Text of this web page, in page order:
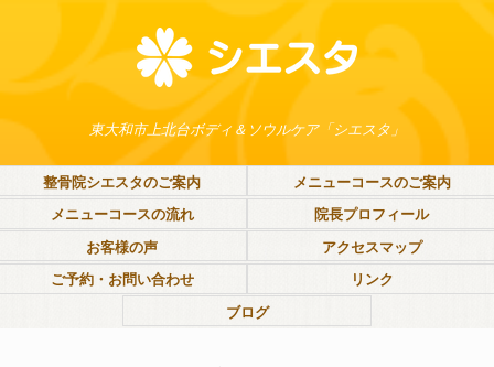
東大和市上北台ボディ＆ソウルケア「シエスタ」
整骨院シエスタのご案内
メニューコースのご案内
メニューコースの流れ
院長プロフィール
お客様の声
アクセスマップ
ご予約・お問い合わせ
リンク
ブログ